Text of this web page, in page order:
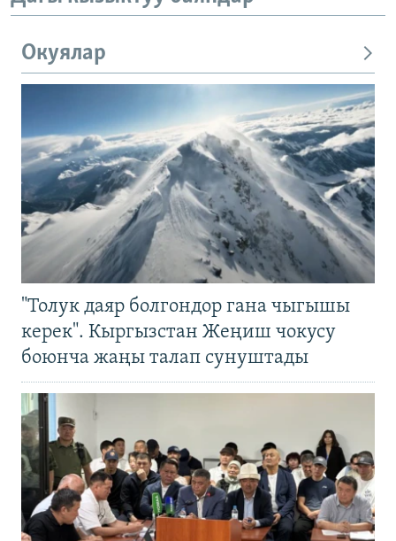
Окуялар
"Толук даяр болгондор гана чыгышы
керек". Кыргызстан Жеңиш чокусу
боюнча жаңы талап сунуштады